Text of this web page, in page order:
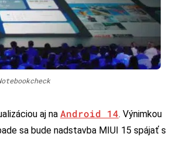
aj na Android 14. Výnimkou
sa bude nadstavba MIUI 15 spájať s